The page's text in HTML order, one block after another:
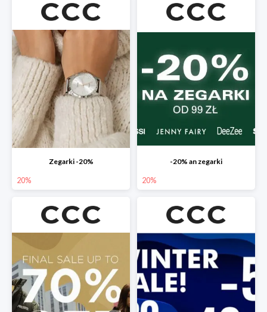
Zegarki -20%
20%
-20% an zegarki
20%